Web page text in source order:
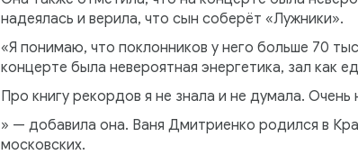
надеялась и верила, что сын соберёт «Лужники».
«Я понимаю, что поклонников у него больше 70
концерте была невероятная энергетика, зал как
Про книгу рекордов я не знала и не думала.
» — добавила она. Ваня Дмитриенко родился в
московских.